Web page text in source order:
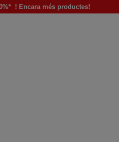
! Encara més productes!